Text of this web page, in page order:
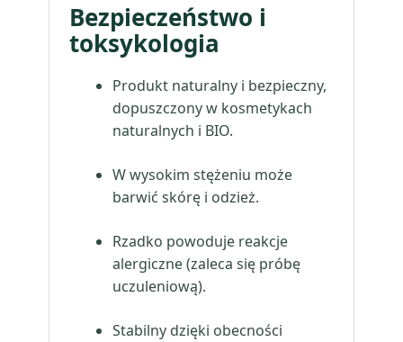
Bezpieczeństwo i
toksykologia
Produkt naturalny i bezpieczny,
dopuszczony w kosmetykach
naturalnych i BIO.
W wysokim stężeniu może
barwić skórę i odzież.
Rzadko powoduje reakcje
alergiczne (zaleca się próbę
uczuleniową).
Stabilny dzięki obecności